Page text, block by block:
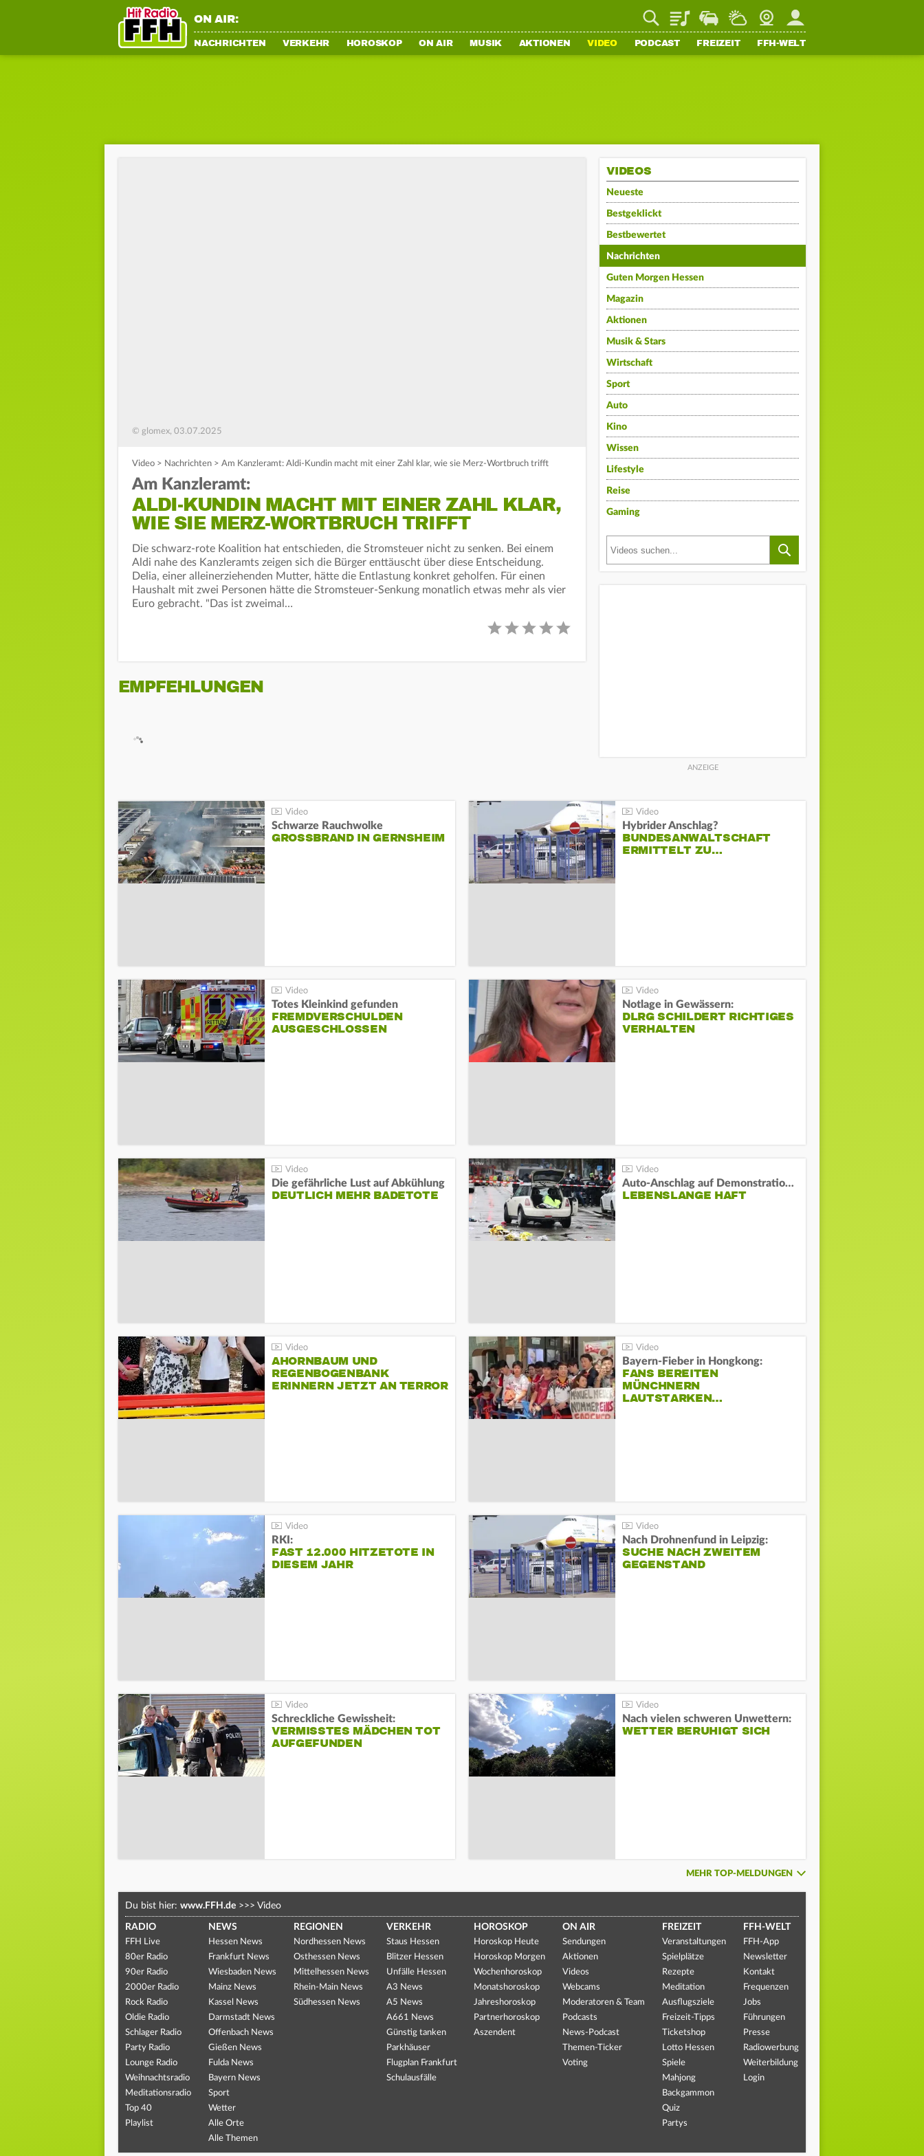
ON AIR: PlaylistStaupilotWetterWebcamMein FFH
NACHRICHTEN VERKEHR HOROSKOP ON AIR MUSIK AKTIONEN VIDEO PODCAST FREIZEIT FFH-WELT
© glomex, 03.07.2025
Video > Nachrichten > Am Kanzleramt: Aldi-Kundin macht mit einer Zahl klar, wie sie Merz-Wortbruch trifft
Am Kanzleramt:
ALDI-KUNDIN MACHT MIT EINER ZAHL KLAR,
WIE SIE MERZ-WORTBRUCH TRIFFT
Die schwarz-rote Koalition hat entschieden, die Stromsteuer nicht zu senken. Bei einem
Aldi nahe des Kanzleramts zeigen sich die Bürger enttäuscht über diese Entscheidung.
Delia, einer alleinerziehenden Mutter, hätte die Entlastung konkret geholfen. Für einen
Haushalt mit zwei Personen hätte die Stromsteuer-Senkung monatlich etwas mehr als vier
Euro gebracht. "Das ist zweimal…
EMPFEHLUNGEN
VIDEOS
Neueste
Bestgeklickt
Bestbewertet
Nachrichten
Guten Morgen Hessen
Magazin
Aktionen
Musik & Stars
Wirtschaft
Sport
Auto
Kino
Wissen
Lifestyle
Reise
Gaming
Schwarze Rauchwolke
GROSSBRAND IN GERNSHEIM
Hybrider Anschlag?
BUNDESANWALTSCHAFT
ERMITTELT ZU…
Totes Kleinkind gefunden
FREMDVERSCHULDEN
AUSGESCHLOSSEN
Notlage in Gewässern:
DLRG SCHILDERT RICHTIGES
VERHALTEN
Die gefährliche Lust auf Abkühlung
DEUTLICH MEHR BADETOTE
Auto-Anschlag auf Demonstration in München:
LEBENSLANGE HAFT
AHORNBAUM UND
REGENBOGENBANK
ERINNERN JETZT AN TERROR
Bayern-Fieber in Hongkong:
FANS BEREITEN
MÜNCHNERN
LAUTSTARKEN…
RKI:
FAST 12.000 HITZETOTE IN
DIESEM JAHR
Nach Drohnenfund in Leipzig:
SUCHE NACH ZWEITEM
GEGENSTAND
Schreckliche Gewissheit:
VERMISSTES MÄDCHEN TOT
AUFGEFUNDEN
Nach vielen schweren Unwettern:
WETTER BERUHIGT SICH
MEHR TOP-MELDUNGEN
Du bist hier: www.FFH.de >>> Video
RADIO
FFH Live
80er Radio
90er Radio
2000er Radio
Rock Radio
Oldie Radio
Schlager Radio
Party Radio
Lounge Radio
Weihnachtsradio
Meditationsradio
Top 40
Playlist
NEWS
Hessen News
Frankfurt News
Wiesbaden News
Mainz News
Kassel News
Darmstadt News
Offenbach News
Gießen News
Fulda News
Bayern News
Sport
Wetter
Alle Orte
Alle Themen
REGIONEN
Nordhessen News
Osthessen News
Mittelhessen News
Rhein-Main News
Südhessen News
VERKEHR
Staus Hessen
Blitzer Hessen
Unfälle Hessen
A3 News
A5 News
A661 News
Günstig tanken
Parkhäuser
Flugplan Frankfurt
Schulausfälle
HOROSKOP
Horoskop Heute
Horoskop Morgen
Wochenhoroskop
Monatshoroskop
Jahreshoroskop
Partnerhoroskop
Aszendent
ON AIR
Sendungen
Aktionen
Videos
Webcams
Moderatoren & Team
Podcasts
News-Podcast
Themen-Ticker
Voting
FREIZEIT
Veranstaltungen
Spielplätze
Rezepte
Meditation
Ausflugsziele
Freizeit-Tipps
Ticketshop
Lotto Hessen
Spiele
Mahjong
Backgammon
Quiz
Partys
FFH-WELT
FFH-App
Newsletter
Kontakt
Frequenzen
Jobs
Führungen
Presse
Radiowerbung
Weiterbildung
Login